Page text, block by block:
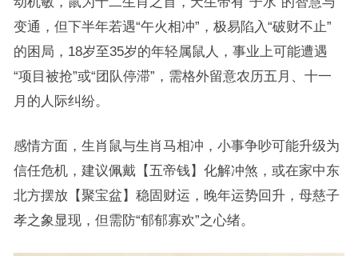
变通，但下半年若遇“午火相冲”，极易陷入“破财不止”
的困局，18岁至35岁的年轻属鼠人，事业上可能遭遇
“项目被抢”或“团队停滞”，需格外留意农历五月、十一
月的人际纠纷。
感情方面，生肖鼠与生肖马相冲，小事争吵可能升级为
信任危机，建议佩戴【五帝钱】化解冲煞，或在家中东
北方摆放【聚宝盆】稳固财运，晚年运势回升，母慈子
孝之象显现，但需防“郁郁寡欢”之心绪。